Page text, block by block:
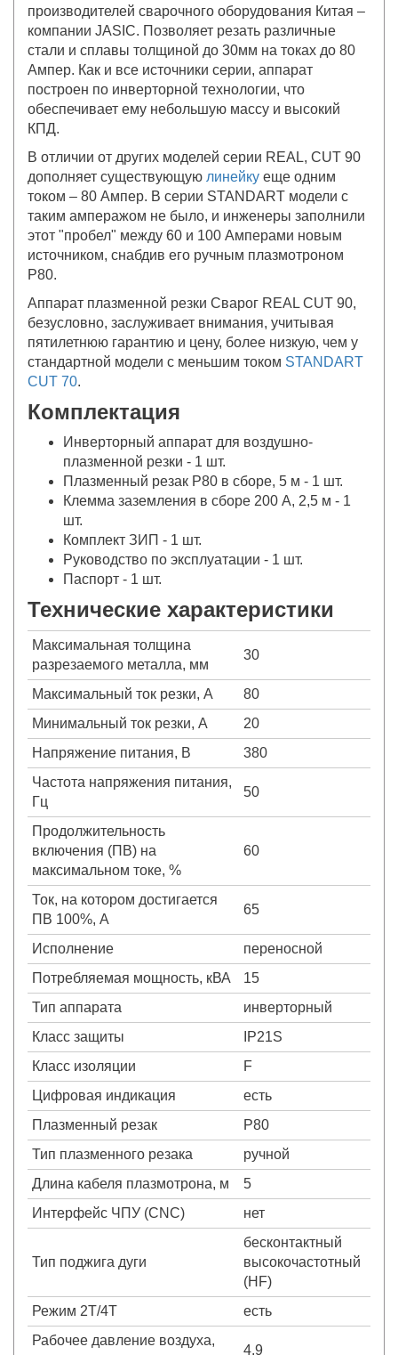
производителей сварочного оборудования Китая –
компании JASIC. Позволяет резать различные
стали и сплавы толщиной до 30мм на токах до 80
Ампер. Как и все источники серии, аппарат
построен по инверторной технологии, что
обеспечивает ему небольшую массу и высокий
КПД.
В отличии от других моделей серии REAL, CUT 90
дополняет существующую линейку еще одним
током – 80 Ампер. В серии STANDART модели с
таким амперажом не было, и инженеры заполнили
этот "пробел" между 60 и 100 Амперами новым
источником, снабдив его ручным плазмотроном
P80.
Аппарат плазменной резки Сварог REAL CUT 90,
безусловно, заслуживает внимания, учитывая
пятилетнюю гарантию и цену, более низкую, чем у
стандартной модели с меньшим током STANDART
CUT 70.
Комплектация
Инверторный аппарат для воздушно-
плазменной резки - 1 шт.
Плазменный резак P80 в сборе, 5 м - 1 шт.
Клемма заземления в сборе 200 А, 2,5 м - 1
шт.
Комплект ЗИП - 1 шт.
Руководство по эксплуатации - 1 шт.
Паспорт - 1 шт.
Технические характеристики
Максимальная толщина
разрезаемого металла, мм
30
Максимальный ток резки, А
80
Минимальный ток резки, А
20
Напряжение питания, В
380
Частота напряжения питания,
Гц
50
Продолжительность
включения (ПВ) на
максимальном токе, %
60
Ток, на котором достигается
ПВ 100%, А
65
Исполнение
переносной
Потребляемая мощность, кВА
15
Тип аппарата
инверторный
Класс защиты
IP21S
Класс изоляции
F
Цифровая индикация
есть
Плазменный резак
P80
Тип плазменного резака
ручной
Длина кабеля плазмотрона, м
5
Интерфейс ЧПУ (CNC)
нет
Тип поджига дуги
бесконтактный
высокочастотный
(HF)
Режим 2Т/4Т
есть
Рабочее давление воздуха,
4,9